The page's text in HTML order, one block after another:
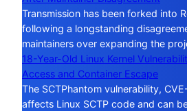
Transmission has been forked into
following a longstanding
maintainers over expanding the
18-Year-Old Linux Kernel
Access and Container Escape
The SCTPhantom vulnerability,
affects Linux SCTP code and can